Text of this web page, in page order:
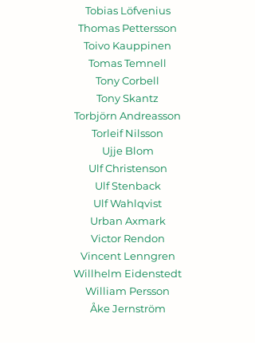
Tobias Löfvenius
Thomas Pettersson
Toivo Kauppinen
Tomas Temnell
Tony Corbell
Tony Skantz
Torbjörn Andreasson
Torleif Nilsson
Ujje Blom
Ulf Christenson
Ulf Stenback
Ulf Wahlqvist
Urban Axmark
Victor Rendon
Vincent Lenngren
Willhelm Eidenstedt
William Persson
Åke Jernström